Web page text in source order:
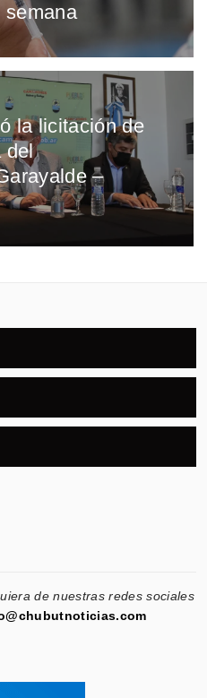
semana
la licitación de
del
–
de nuestras redes sociales